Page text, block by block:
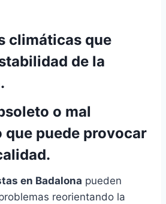
climáticas que
de la
o mal
que puede provocar
en Badalona pueden
reorientando la